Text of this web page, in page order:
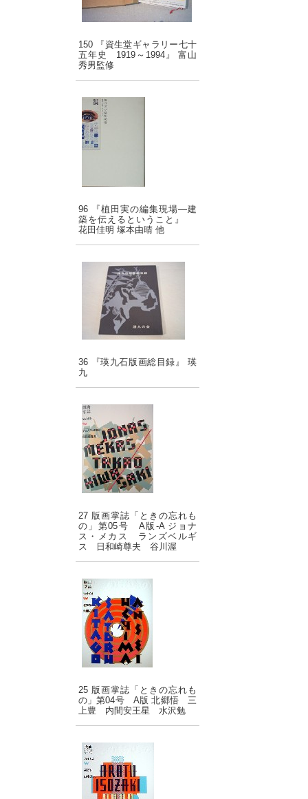
150 『資生堂ギャラリー七十
五年史 1919～1994』 富山
秀男監修
96 『植田実の編集現場―建
築を伝えるということ』
花田佳明 塚本由晴 他
36 『瑛九石版画総目録』 瑛
九
27 版画掌誌「ときの忘れも
の」第05号 A版-A ジョナ
ス・メカス ランズベルギ
ス 日和崎尊夫 谷川渥
25 版画掌誌「ときの忘れも
の」第04号 A版 北郷悟 三
上豊 内間安王星 水沢勉